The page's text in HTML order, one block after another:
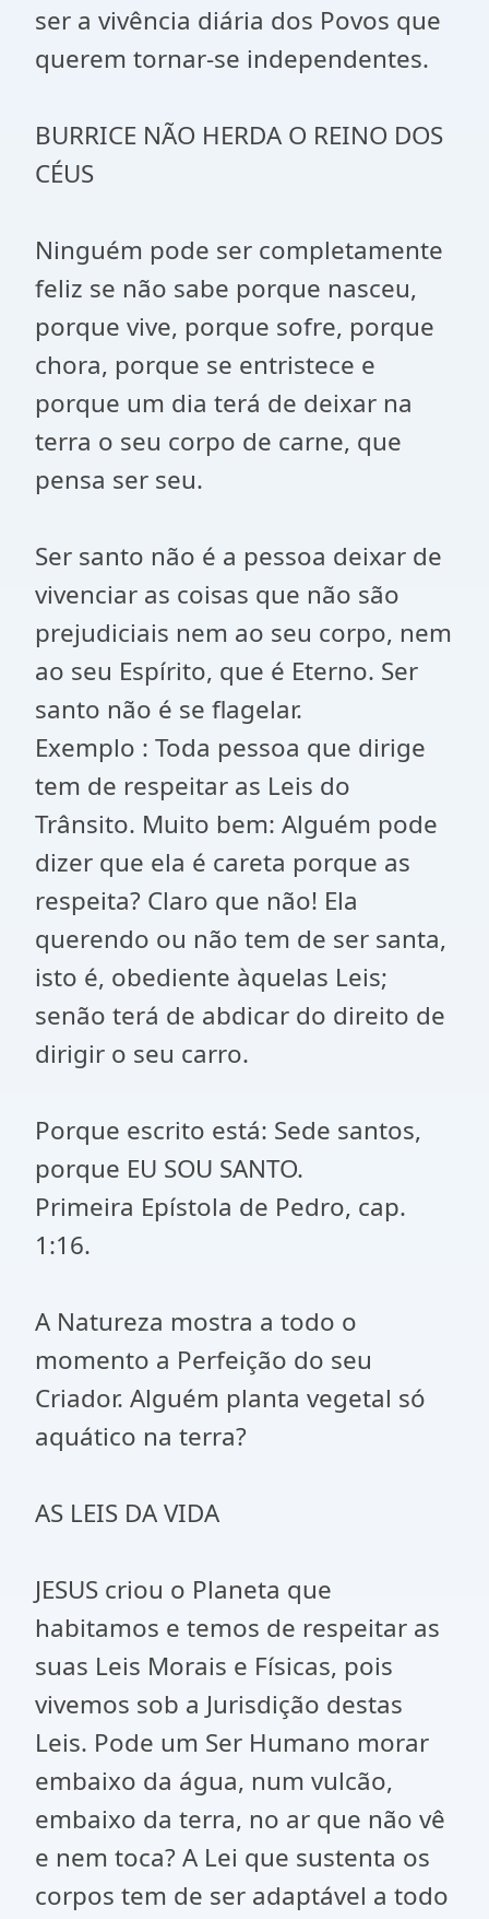
ser a vivência diária dos Povos que
querem tornar-se independentes.
BURRICE NÃO HERDA O REINO DOS
CÉUS
Ninguém pode ser completamente
feliz se não sabe porque nasceu,
porque vive, porque sofre, porque
chora, porque se entristece e
porque um dia terá de deixar na
terra o seu corpo de carne, que
pensa ser seu.
Ser santo não é a pessoa deixar de
vivenciar as coisas que não são
prejudiciais nem ao seu corpo, nem
ao seu Espírito, que é Eterno. Ser
santo não é se flagelar.
Exemplo : Toda pessoa que dirige
tem de respeitar as Leis do
Trânsito. Muito bem: Alguém pode
dizer que ela é careta porque as
respeita? Claro que não! Ela
querendo ou não tem de ser santa,
isto é, obediente àquelas Leis;
senão terá de abdicar do direito de
dirigir o seu carro.
Porque escrito está: Sede santos,
porque EU SOU SANTO.
Primeira Epístola de Pedro, cap.
1:16.
A Natureza mostra a todo o
momento a Perfeição do seu
Criador. Alguém planta vegetal só
aquático na terra?
AS LEIS DA VIDA
JESUS criou o Planeta que
habitamos e temos de respeitar as
suas Leis Morais e Físicas, pois
vivemos sob a Jurisdição destas
Leis. Pode um Ser Humano morar
embaixo da água, num vulcão,
embaixo da terra, no ar que não vê
e nem toca? A Lei que sustenta os
corpos tem de ser adaptável a todo